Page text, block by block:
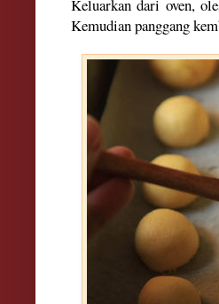
Keluarkan dari oven,
Kemudian panggang